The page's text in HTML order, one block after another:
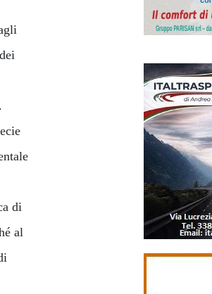
di
al